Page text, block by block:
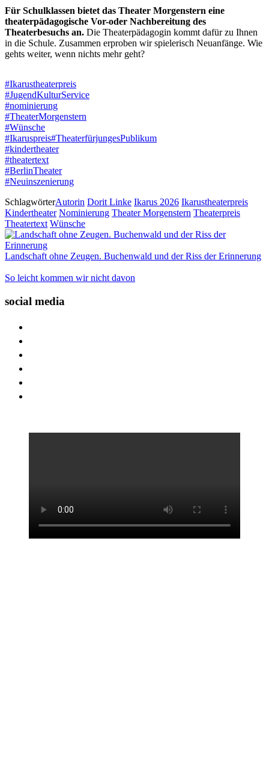
Für Schulklassen bietet das Theater Morgenstern eine
theaterpädagogische Vor-oder Nachbereitung des
Theaterbesuchs an. Die Theaterpädagogin kommt dafür zu Ihnen
in die Schule. Zusammen erproben wir spielerisch Neuanfänge. Wie
gehts weiter, wenn nichts mehr geht?
#Ikarustheaterpreis
#JugendKulturService
#nominierung
#TheaterMorgenstern
#Wünsche
#Ikaruspreis#TheaterfürjungesPublikum
#kindertheater
#theatertext
#BerlinTheater
#Neuinszenierung
SchlagwörterAutorin Dorit Linke Ikarus 2026 Ikarustheaterpreis
Kindertheater Nominierung Theater Morgenstern Theaterpreis
Theatertext Wünsche
Landschaft ohne Zeugen. Buchenwald und der Riss der Erinnerung
So leicht kommen wir nicht davon
social media